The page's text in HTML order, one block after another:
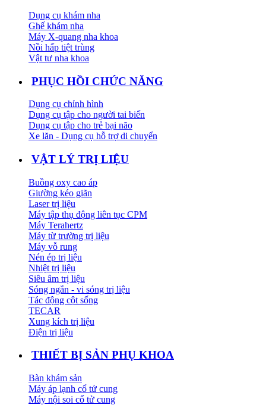
Dụng cụ khám nha
Ghế khám nha
Máy X-quang nha khoa
Nồi hấp tiệt trùng
Vật tư nha khoa
PHỤC HỒI CHỨC NĂNG
Dụng cụ chỉnh hình
Dụng cụ tập cho người tai biến
Dụng cụ tập cho trẻ bại não
Xe lăn - Dụng cụ hỗ trợ di chuyển
VẬT LÝ TRỊ LIỆU
Buồng oxy cao áp
Giường kéo giãn
Laser trị liệu
Máy tập thụ động liên tục CPM
Máy Terahertz
Máy từ trường trị liệu
Máy vỗ rung
Nén ép trị liệu
Nhiệt trị liệu
Siêu âm trị liệu
Sóng ngắn - vi sóng trị liệu
Tác động cột sống
TECAR
Xung kích trị liệu
Điện trị liệu
THIẾT BỊ SẢN PHỤ KHOA
Bàn khám sản
Máy áp lạnh cổ tử cung
Máy nội soi cổ tử cung